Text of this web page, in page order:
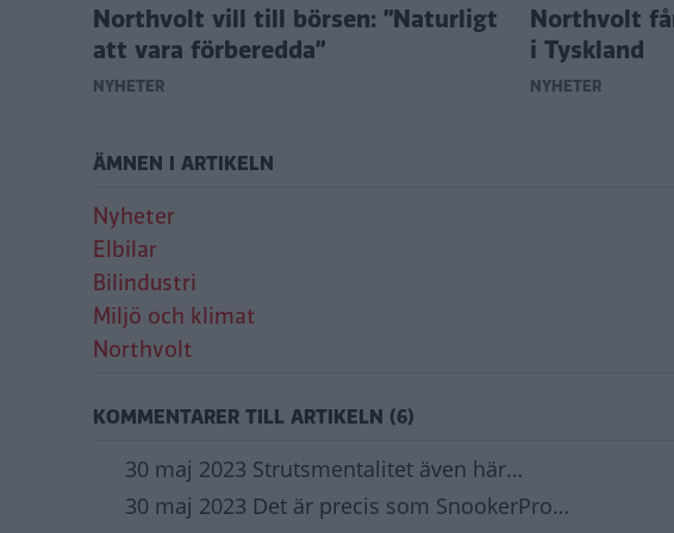
Northvolt vill till börsen: ”Naturligt
att vara förberedda”
NYHETER
Northvolt
i Tyskland
NYHETER
ÄMNEN I ARTIKELN
Nyheter
Elbilar
Bilindustri
Miljö och klimat
Northvolt
KOMMENTARER TILL ARTIKELN (6)
30 maj 2023 Strutsmentalitet även här…
30 maj 2023 Det är precis som SnookerPro…